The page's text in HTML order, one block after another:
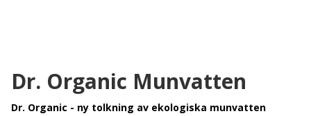
Dr. Organic Munvatten
Dr. Organic - ny tolkning av ekologiska munvatten